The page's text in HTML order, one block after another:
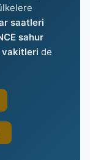
saatleri
sahur
vakitleri de